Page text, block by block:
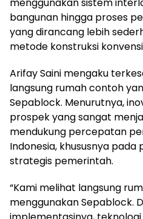
bangunan hingga proses
yang dirancang lebih
metode konstruksi
Arifay Saini mengaku
langsung rumah contoh
Sepablock. Menurutnya,
prospek yang sangat
mendukung percepatan
Indonesia, khususnya
strategis pemerintah.
“Kami melihat langsung
menggunakan Sepablock.